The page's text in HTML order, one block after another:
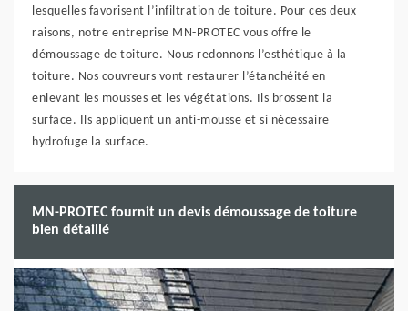
lesquelles favorisent l’infiltration de toiture. Pour ces deux
raisons, notre entreprise MN-PROTEC vous offre le
démoussage de toiture. Nous redonnons l’esthétique à la
toiture. Nos couvreurs vont restaurer l’étanchéité en
enlevant les mousses et les végétations. Ils brossent la
surface. Ils appliquent un anti-mousse et si nécessaire
hydrofuge la surface.
MN-PROTEC fournit un devis démoussage de toiture
bien détaillé